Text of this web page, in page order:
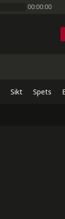
00:00:00
Sikt Spets